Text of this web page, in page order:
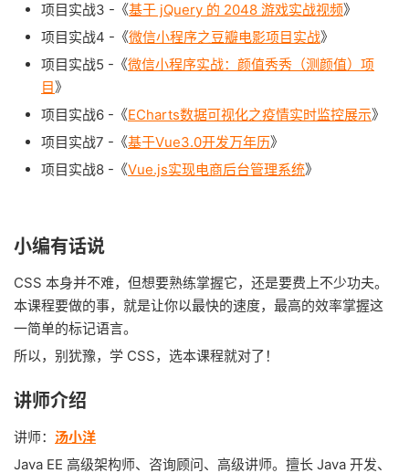
项目实战3 -《基于 jQuery 的 2048 游戏实战视频》
项目实战4 -《微信小程序之豆瓣电影项目实战》
项目实战5 -《微信小程序实战：颜值秀秀（测颜值）项
目》
项目实战6 -《ECharts数据可视化之疫情实时监控展示》
项目实战7 -《基于Vue3.0开发万年历》
项目实战8 -《Vue.js实现电商后台管理系统》
小编有话说
CSS 本身并不难，但想要熟练掌握它，还是要费上不少功夫。
本课程要做的事，就是让你以最快的速度，最高的效率掌握这
一简单的标记语言。
所以，别犹豫，学 CSS，选本课程就对了！
讲师介绍
讲师： 汤小洋
Java EE 高级架构师、咨询顾问、高级讲师。擅长 Java 开发、